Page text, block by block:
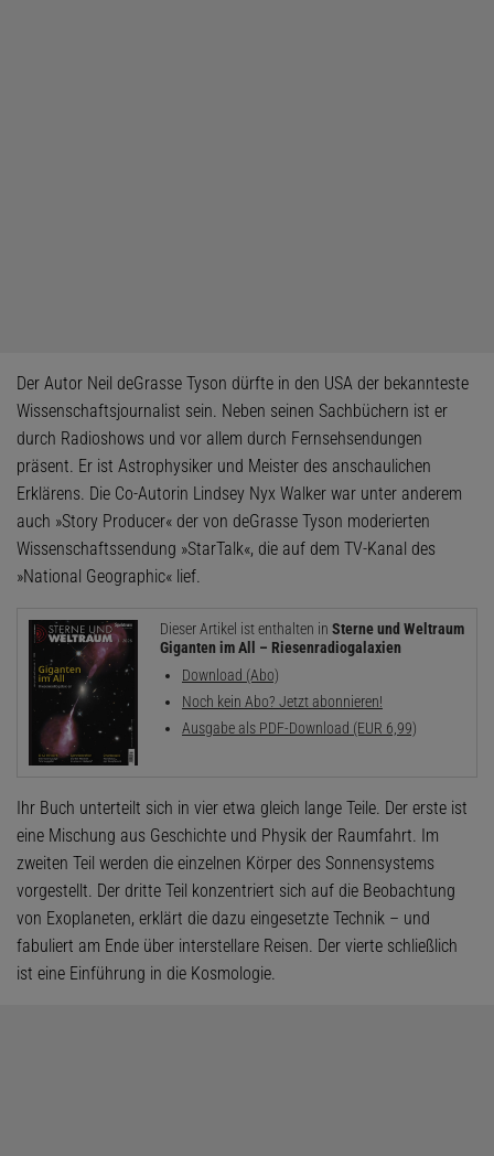
Der Autor Neil deGrasse Tyson dürfte in den USA der bekannteste
Wissenschaftsjournalist sein. Neben seinen Sachbüchern ist er
durch Radioshows und vor allem durch Fernsehsendungen
präsent. Er ist Astrophysiker und Meister des anschaulichen
Erklärens. Die Co-Autorin Lindsey Nyx Walker war unter anderem
auch »Story Producer« der von deGrasse Tyson moderierten
Wissenschaftssendung »StarTalk«, die auf dem TV-Kanal des
»National Geographic« lief.
Dieser Artikel ist enthalten in Sterne und Weltraum
Giganten im All – Riesenradiogalaxien
Download (Abo)
Noch kein Abo? Jetzt abonnieren!
Ausgabe als PDF-Download (EUR 6,99)
Ihr Buch unterteilt sich in vier etwa gleich lange Teile. Der erste ist
eine Mischung aus Geschichte und Physik der Raumfahrt. Im
zweiten Teil werden die einzelnen Körper des Sonnensystems
vorgestellt. Der dritte Teil konzentriert sich auf die Beobachtung
von Exoplaneten, erklärt die dazu eingesetzte Technik – und
fabuliert am Ende über interstellare Reisen. Der vierte schließlich
ist eine Einführung in die Kosmologie.